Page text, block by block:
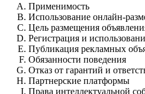
Применимость
Использование онлайн-
Цель размещения
Регистрация и
Публикация рекламных
Обязанности поведения
Отказ от гарантий и
Партнерские платформы
Права интеллектуальной